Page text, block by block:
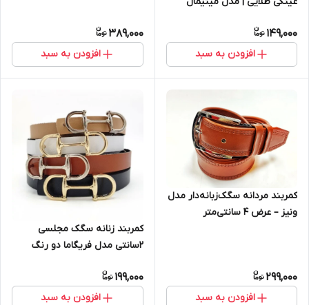
149,000
افزودن به سبد
389,000
افزودن به سبد
کمربند مردانه سگک‌زبانه‌دار مدل
ونیز – عرض ۴ سانتی‌متر
299,000
افزودن به سبد
کمربند زنانه سگک مجلسی
2سانتی مدل فریگاما دو رنگ
199,000
افزودن به سبد